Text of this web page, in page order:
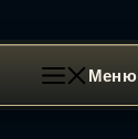
Меню